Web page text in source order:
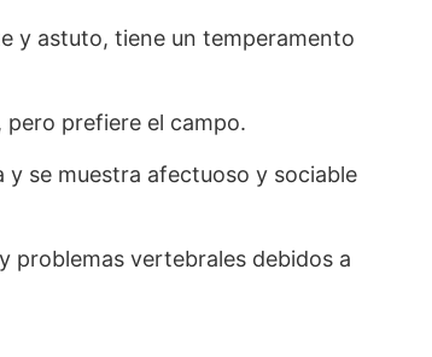
y astuto, tiene un temperamento
pero prefiere el campo.
y se muestra afectuoso y sociable
problemas vertebrales debidos a